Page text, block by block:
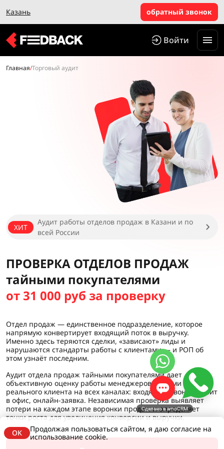
Казань обратный звонок
Войти
Главная/Торговый аудит
ХИТ
Аудит работы отделов продаж в Казани и по
всей России
ПРОВЕРКА ОТДЕЛОВ ПРОДАЖ
тайными покупателями
от 31 000 руб за проверку
Отдел продаж — единственное подразделение, которое
напрямую конвертирует входящий поток в выручку.
Именно здесь теряются сделки, «зависают» лиды и
нарушаются стандарты работы с клиентами — и РОП об
этом узнаёт последним.
Аудит отдела продаж тайными покупателями дает
объективную оценку работы менеджеров глазами
реального клиента на всех каналах: входящий звонок, визит
в офис, онлайн-заявка. Независимая проверка выявляет
потери на каждом этапе воронки продаж и определяет
точки роста для увеличения конверсии и выручки.
OK
Продолжая пользоваться сайтом, я даю согласие на
использование cookie.
Сделано в amoCRM